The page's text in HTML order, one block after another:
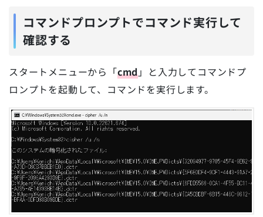
コマンドプロンプトでコマンド実行して
確認する
スタートメニューから「cmd」と入力してコマンドプ
ロンプトを起動して、コマンドを実行します。